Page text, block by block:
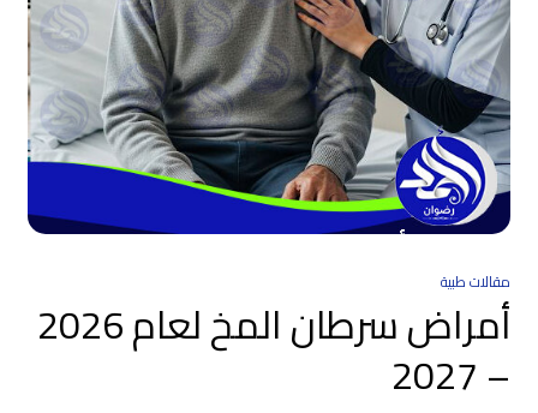
مقالات طبية
أمراض سرطان المخ لعام 2026
– 2027